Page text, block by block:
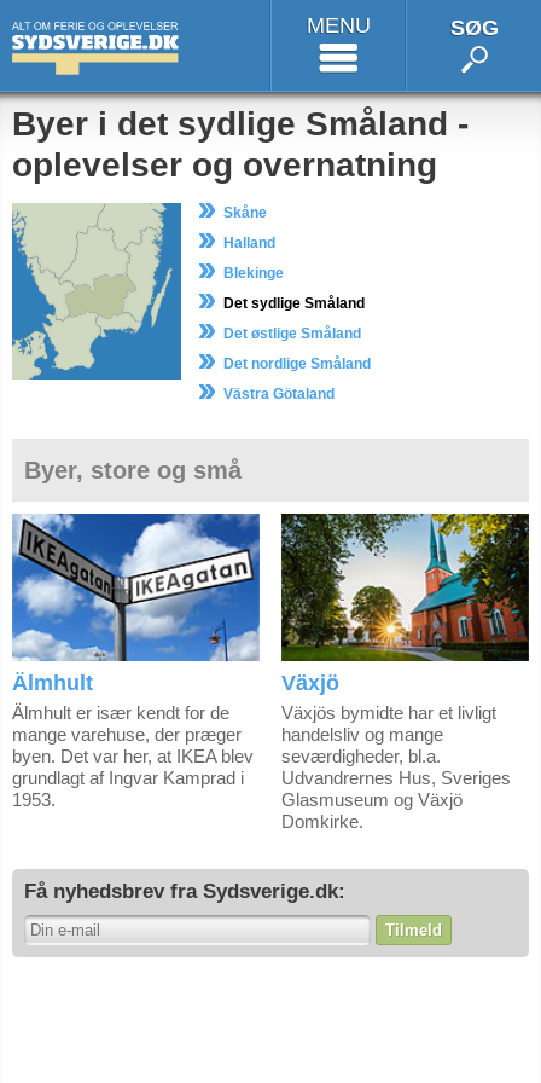
MENU SØG
Byer i det sydlige Småland -
oplevelser og overnatning
Skåne
Halland
Blekinge
Det sydlige Småland
Det østlige Småland
Det nordlige Småland
Västra Götaland
Byer, store og små
Älmhult
Älmhult er især kendt for de
mange varehuse, der præger
byen. Det var her, at IKEA blev
grundlagt af Ingvar Kamprad i
1953.
Växjö
Växjös bymidte har et livligt
handelsliv og mange
seværdigheder, bl.a.
Udvandrernes Hus, Sveriges
Glasmuseum og Växjö
Domkirke.
Få nyhedsbrev fra Sydsverige.dk:
Tilmeld